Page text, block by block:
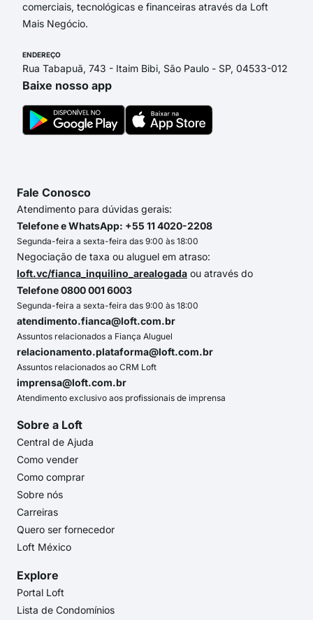
comerciais, tecnológicas e financeiras através da Loft
Mais Negócio.
ENDEREÇO
Rua Tabapuã, 743 - Itaim Bibi, São Paulo - SP, 04533-012
Baixe nosso app
Fale Conosco
Atendimento para dúvidas gerais:
Telefone e WhatsApp: +55 11 4020-2208
Segunda-feira a sexta-feira das 9:00 às 18:00
Negociação de taxa ou aluguel em atraso:
loft.vc/fianca_inquilino_arealogada ou através do
Telefone 0800 001 6003
Segunda-feira a sexta-feira das 9:00 às 18:00
atendimento.fianca@loft.com.br
Assuntos relacionados a Fiança Aluguel
relacionamento.plataforma@loft.com.br
Assuntos relacionados ao CRM Loft
imprensa@loft.com.br
Atendimento exclusivo aos profissionais de imprensa
Sobre a Loft
Central de Ajuda
Como vender
Como comprar
Sobre nós
Carreiras
Quero ser fornecedor
Loft México
Explore
Portal Loft
Lista de Condomínios